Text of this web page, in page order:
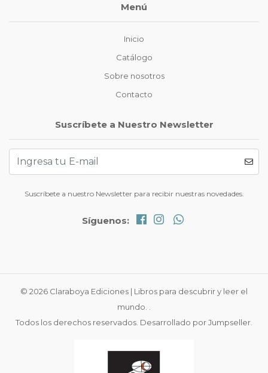
Menú
Inicio
Catálogo
Sobre nosotros
Contacto
Suscríbete a Nuestro Newsletter
Suscríbete a nuestro Newsletter para recibir nuestras novedades.
Síguenos:
© 2026 Claraboya Ediciones | Libros para descubrir y leer el
mundo. .
Todos los derechos reservados. Desarrollado por Jumpseller